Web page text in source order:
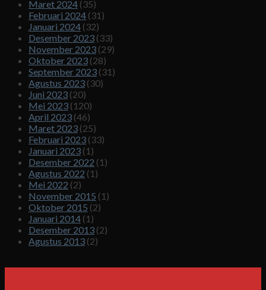
Maret 2024 (35)
Februari 2024 (31)
Januari 2024 (32)
Desember 2023 (33)
November 2023 (29)
Oktober 2023 (28)
September 2023 (31)
Agustus 2023 (30)
Juni 2023 (20)
Mei 2023 (120)
April 2023 (46)
Maret 2023 (25)
Februari 2023 (33)
Januari 2023 (1)
Desember 2022 (1)
Agustus 2022 (1)
Mei 2022 (2)
November 2015 (1)
Oktober 2015 (2)
Januari 2014 (1)
Desember 2013 (2)
Agustus 2013 (2)